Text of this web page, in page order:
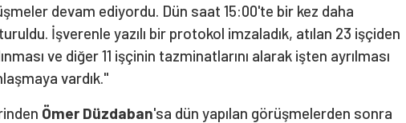
devam ediyordu. Dün saat 15:00'te bir kez daha
İşverenle yazılı bir protokol imzaladık, atılan 23 işçiden
ve diğer 11 işçinin tazminatlarını alarak işten ayrılması
vardık."
Ömer Düzdaban'sa dün yapılan görüşmelerden sonra